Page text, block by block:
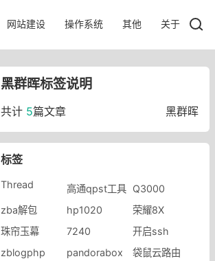
网站建设 操作系统 其他 关于
黑群晖标签说明
共计 5篇文章 黑群晖
标签
Thread 高通qpst工具 Q3000
zba解包
hp1020
荣耀8X
珠帘玉幕
7240
开启ssh
zblogphp
pandorabox
袋鼠云路由